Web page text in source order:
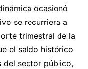
ocasionó
se recurriera a
trimestral de la
el saldo histórico
del sector público,